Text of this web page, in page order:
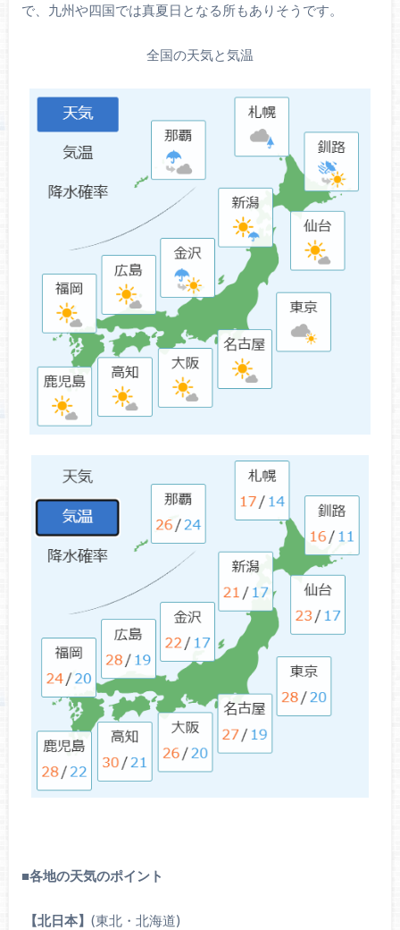
で、九州や四国では真夏日となる所もありそうです。
全国の天気と気温
■各地の天気のポイント
【北日本】 (東北・北海道)